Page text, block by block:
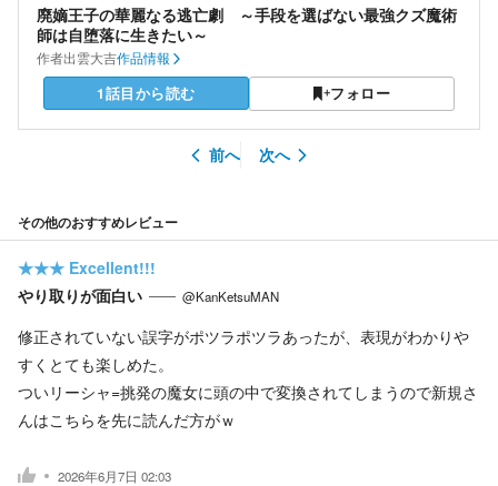
廃嫡王子の華麗なる逃亡劇 ～手段を選ばない最強クズ魔術
師は自堕落に生きたい～
作者出雲大吉作品情報
1話目から読む フォロー
前へ 次へ
その他のおすすめレビュー
★★★ Excellent!!!
やり取りが面白い
@KanKetsuMAN
修正されていない誤字がポツラポツラあったが、表現がわかりや
すくとても楽しめた。
ついリーシャ=挑発の魔女に頭の中で変換されてしまうので新規さ
んはこちらを先に読んだ方がｗ
2026年6月7日 02:03